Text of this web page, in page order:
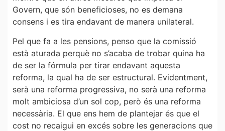
Govern, que són beneficioses, no es demana
consens i es tira endavant de manera unilateral.
Pel que fa a les pensions, penso que la comissió
està aturada perquè no s’acaba de trobar quina ha
de ser la fórmula per tirar endavant aquesta
reforma, la qual ha de ser estructural. Evidentment,
serà una reforma progressiva, no serà una reforma
molt ambiciosa d’un sol cop, però és una reforma
necessària. El que ens hem de plantejar és que el
cost no recaigui en excés sobre les generacions que